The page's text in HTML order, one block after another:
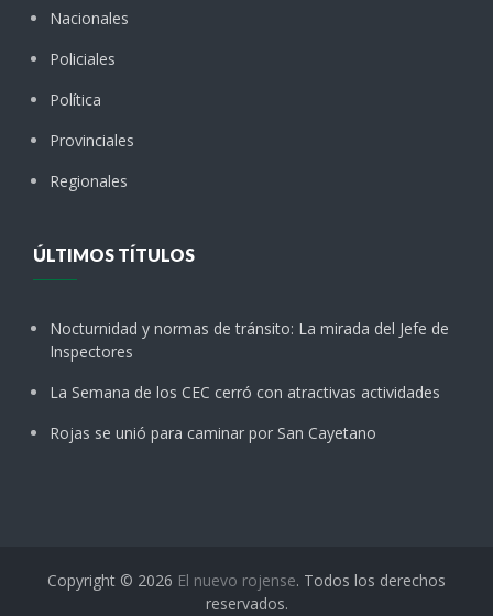
Nacionales
Policiales
Política
Provinciales
Regionales
ÚLTIMOS TÍTULOS
Nocturnidad y normas de tránsito: La mirada del Jefe de
Inspectores
La Semana de los CEC cerró con atractivas actividades
Rojas se unió para caminar por San Cayetano
Copyright © 2026 El nuevo rojense. Todos los derechos
reservados.